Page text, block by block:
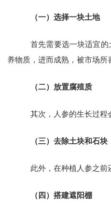
（一）选择一块土地
首先需要选一块适宜的
养物质，进而成熟，被市场所
（二）放置腐殖质
其次，人参的生长过程
（三）去除土块和石块
此外，在种植人参之前
（四）搭建遮阳棚